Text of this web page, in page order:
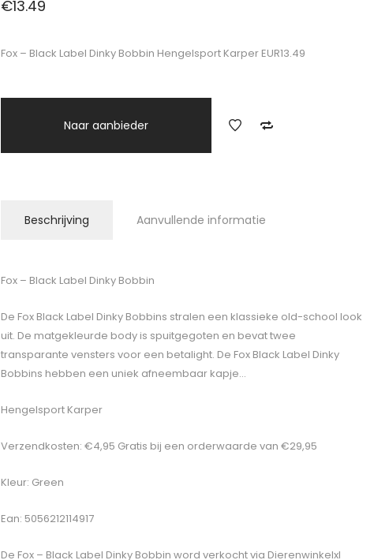
€13.49
Fox – Black Label Dinky Bobbin Hengelsport Karper EUR13.49
Naar aanbieder
Beschrijving Aanvullende informatie
Fox – Black Label Dinky Bobbin
De Fox Black Label Dinky Bobbins stralen een klassieke old-school look
uit. De matgekleurde body is spuitgegoten en bevat twee
transparante vensters voor een betalight. De Fox Black Label Dinky
Bobbins hebben een uniek afneembaar kapje…
Hengelsport Karper
Verzendkosten: €4,95 Gratis bij een orderwaarde van €29,95
Kleur: Green
Ean: 5056212114917
De Fox – Black Label Dinky Bobbin word verkocht via Dierenwinkelxl